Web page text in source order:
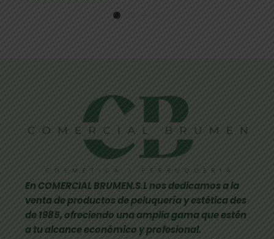
En COMERCIAL BRUMEN.S.L nos dedicamos a la
venta de productos de peluquería y estética des
de 1985, ofreciendo una amplia gama que estén
a tu alcance económico y profesional.